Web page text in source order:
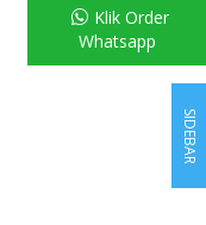
SIDEBAR
Klik Order
Whatsapp